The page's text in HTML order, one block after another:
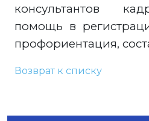
консультантов
помощь в
профориентация,
Возврат к списку